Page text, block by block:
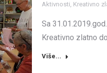
Aktivnosti, Kreativno
Sa
Kreativno zlatno
Više...